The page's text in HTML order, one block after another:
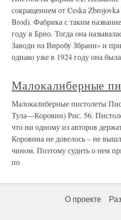
сокращением от Ceska
Brod). Фабрика с таким
году в Брно. Тогда она
Заводи на Виробу Збрани» и
однако уже в 1924 году она была
Малокалиберные
Малокалиберные пистолеты
Тула—Коровин) Рис. 56.
что ни одному из авторов
Коровина не довелось – не
чином. Поэтому судить о нем
по
О проекте